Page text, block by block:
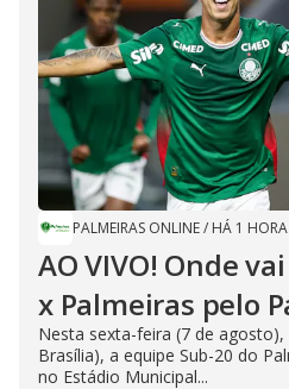
PALMEIRAS ONLINE/ HÁ 1 HORA
AO VIVO! Onde
x Palmeiras pelo
Nesta sexta-feira (7 de
Brasília), a equipe Sub-20 do
no Estádio Municipal...